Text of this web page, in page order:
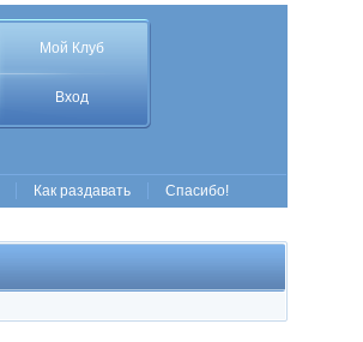
Мой Клуб
Вход
Как раздавать Спасибо!